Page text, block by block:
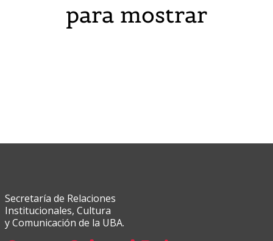
para mostrar
Secretaría de Relaciones
Institucionales, Cultura
y Comunicación de la UBA.